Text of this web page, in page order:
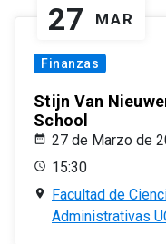
27 MAR
Finanzas
Stijn Van
School
27 de Marzo de
15:30
Facultad de
Administrativas